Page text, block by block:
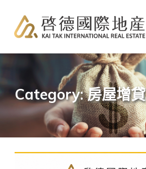
content
Category: 房屋增貸